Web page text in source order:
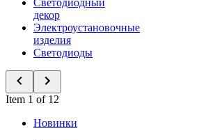
Светодиодный
декор
Электроустановочные
изделия
Светодиоды
Item 1 of 12
Новинки